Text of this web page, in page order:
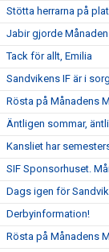
Stötta herrarna på
Jabir gjorde
Tack för allt, Emilia
Sandvikens IF är i sorg
Rösta på Månadens
Äntligen sommar,
Kansliet har
SIF Sponsorhuset.
Dags igen för
Derbyinformation!
Rösta på Månadens